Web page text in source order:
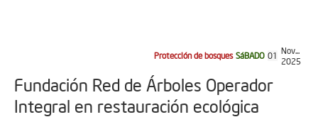
Protección de bosques SáBADO 01 Nov...
2025
Fundación Red de Árboles Operador
Integral en restauración ecológica